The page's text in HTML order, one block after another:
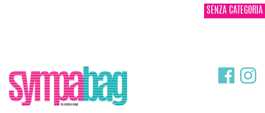
SENZA CATEGORIA